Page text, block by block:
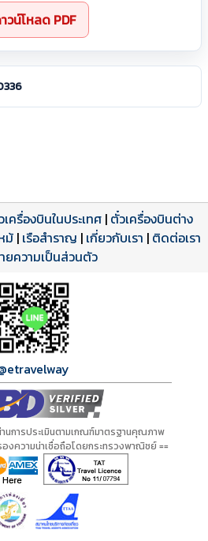
วน์โหลด PDF
วน์โหลด PDF
เปิดหน้าเต็ม
เปิดหน้าเต็ม
เครื่องบินในประเทศ| ตั๋วเครื่องบินต่าง
ม้ | เรือสำราญ | เกี่ยวกับเรา | ติดต่อเรา
ยความเป็นส่วนตัว
านการประเมินตามเกณฑ์มาตรฐานคุณภาพ
งความน่าเชื่อถือโดยกระทรวงพาณิชย์ ==